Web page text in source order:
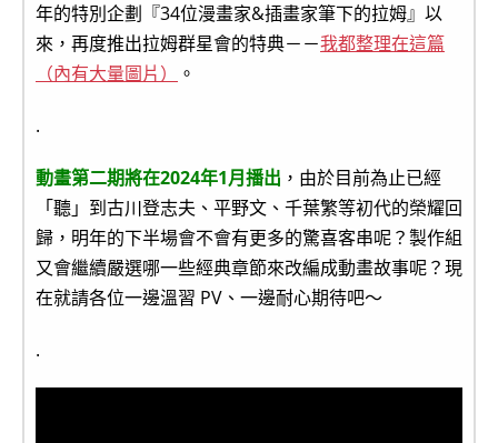
年的特別企劃『34位漫畫家&插畫家筆下的拉姆』以
來，再度推出拉姆群星會的特典－－我都整理在這篇
（內有大量圖片）
。
.
動畫第二期將在2024年1月播出 ，由於目前為止已經
「聽」到古川登志夫、平野文、千葉繁等初代的榮耀回
歸，明年的下半場會不會有更多的驚喜客串呢？製作組
又會繼續嚴選哪一些經典章節來改編成動畫故事呢？現
在就請各位一邊溫習 PV、一邊耐心期待吧～
.